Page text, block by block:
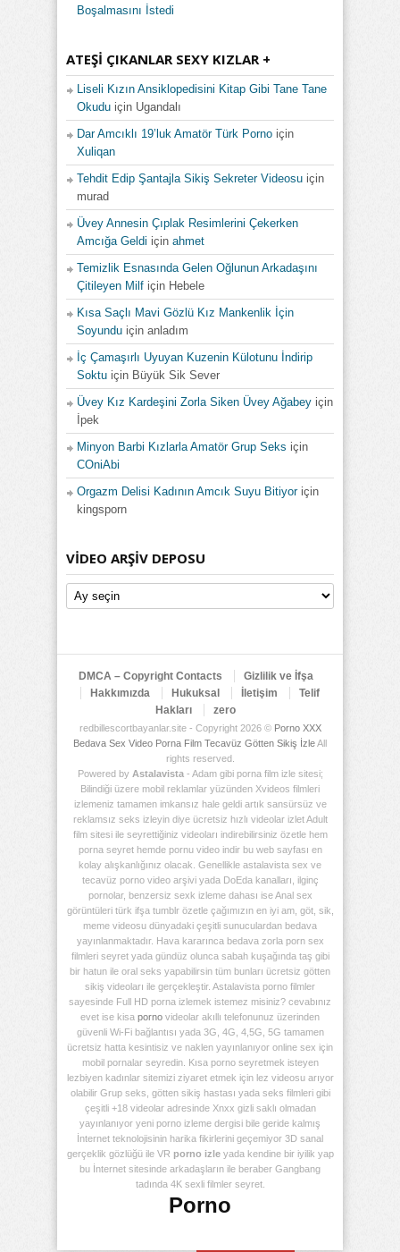
Boşalmasını İstedi
ATEŞI ÇIKANLAR SEXY KIZLAR +
Liseli Kızın Ansiklopedisini Kitap Gibi Tane Tane
Okudu için Ugandalı
Dar Amcıklı 19’luk Amatör Türk Porno için
Xuliqan
Tehdit Edip Şantajla Sikiş Sekreter Videosu için
murad
Üvey Annesin Çıplak Resimlerini Çekerken
Amcığa Geldi için ahmet
Temizlik Esnasında Gelen Oğlunun Arkadaşını
Çitileyen Milf için Hebele
Kısa Saçlı Mavi Gözlü Kız Mankenlik İçin
Soyundu için anladım
İç Çamaşırlı Uyuyan Kuzenin Külotunu İndirip
Soktu için Büyük Sik Sever
Üvey Kız Kardeşini Zorla Siken Üvey Ağabey için
İpek
Minyon Barbi Kızlarla Amatör Grup Seks için
COniAbi
Orgazm Delisi Kadının Amcık Suyu Bitiyoriçin
kingsporn
VIDEO ARŞIV DEPOSU
Video
Arşiv
DMCA – Copyright Contacts
Gizlilik ve İfşa
Hakkımızda
Hukuksal İletişim
Telif
Hakları
zero
redbillescortbayanlar.site - Copyright 2026 © Porno XXX
Bedava Sex Video Porna Film Tecavüz Götten Sikiş İzleAll
rights reserved.
Powered by Astalavista- Adam gibi porna film izle sitesi;
Bilindiği üzere mobil reklamlar yüzünden Xvideos filmleri
izlemeniz tamamen imkansız hale geldi artık sansürsüz ve
reklamsız seks izleyin diye ücretsiz hızlı videolar izlet Adult
film sitesi ile seyrettiğiniz videoları indirebilirsiniz özetle hem
porna seyret hemde pornu video indir bu web sayfası en
kolay alışkanlığınız olacak. Genellikle astalavista sex ve
tecavüz porno video arşivi yada DoEda kanalları, ilginç
pornolar, benzersiz sexk izleme dahası ise Anal sex
görüntüleri türk ifşa tumblr özetle çağımızın en iyi am, göt, sik,
meme videosu dünyadaki çeşitli sunuculardan bedava
yayınlanmaktadır. Hava kararınca bedava zorla porn sex
filmleri seyret yada gündüz olunca sabah kuşağında taş gibi
bir hatun ile oral seks yapabilirsin tüm bunları ücretsiz götten
sikiş videoları ile gerçekleştir. Astalavista porno filmler
sayesinde Full HD porna izlemek istemez misiniz? cevabınız
evet ise kisa porno videolar akıllı telefonunuz üzerinden
güvenli Wi-Fi bağlantısı yada 3G, 4G, 4,5G, 5G tamamen
ücretsiz hatta kesintisiz ve naklen yayınlanıyor online sex için
mobil pornalar seyredin. Kısa porno seyretmek isteyen
lezbiyen kadınlar sitemizi ziyaret etmek için lez videosu arıyor
olabilir Grup seks, götten sikiş hastası yada seks filmleri gibi
çeşitli +18 videolar adresinde Xnxx gizli saklı olmadan
yayınlanıyor yeni porno izleme dergisi bile geride kalmış
İnternet teknolojisinin harika fikirlerini geçemiyor 3D sanal
gerçeklik gözlüğü ile VR porno izleyada kendine bir iyilik yap
bu İnternet sitesinde arkadaşların ile beraber Gangbang
tadında 4K sexli filmler seyret.
Porno